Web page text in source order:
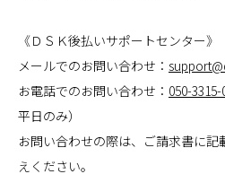
《ＤＳＫ後払いサポートセンター》
メールでのお問い合わせ：
お電話でのお問い合わせ： 050-3315-
平日のみ）
お問い合わせの際は、ご請求書に
えください。